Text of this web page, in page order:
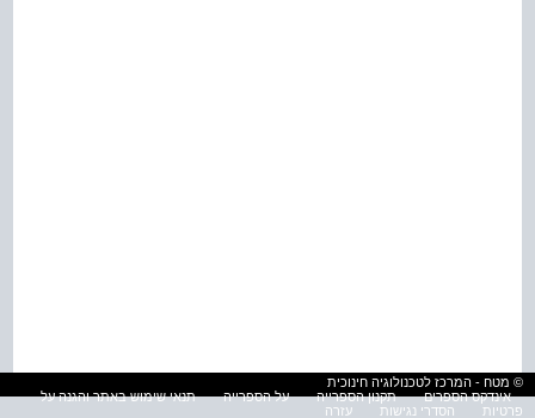
© מטח - המרכז לטכנולוגיה חינוכית
אינדקס הספרים
תקנון הספרייה על הספרייה
תנאי שימוש באתר והגנה על
פרטיות
הסדרי נגישות עזרה